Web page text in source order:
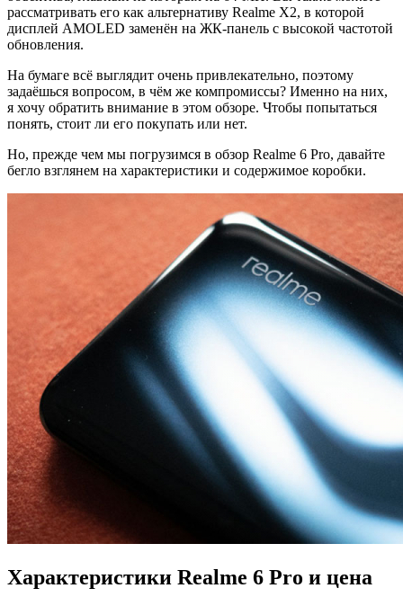
рассматривать его как альтернативу Realme X2, в которой
дисплей AMOLED заменён на ЖК-панель с высокой частотой
обновления.
На бумаге всё выглядит очень привлекательно, поэтому
задаёшься вопросом, в чём же компромиссы? Именно на них,
я хочу обратить внимание в этом обзоре. Чтобы попытаться
понять, стоит ли его покупать или нет.
Но, прежде чем мы погрузимся в обзор Realme 6 Pro, давайте
бегло взглянем на характеристики и содержимое коробки.
Характеристики Realme 6 Pro и цена